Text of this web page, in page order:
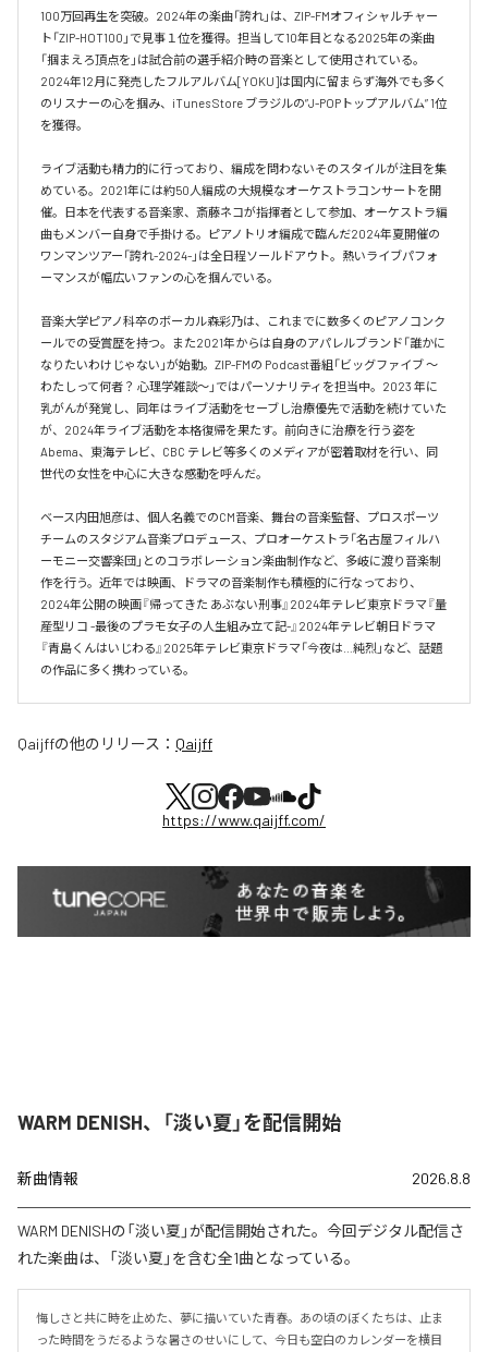
100万回再生を突破。2024年の楽曲「誇れ」は、ZIP-FMオフィシャルチャー
ト「ZIP-HOT100」で見事１位を獲得。担当して10年目となる2025年の楽曲
「掴まえろ頂点を」は試合前の選手紹介時の音楽として使用されている。
2024年12月に発売したフルアルバム[YOKU]は国内に留まらず海外でも多く
のリスナーの心を掴み、iTunes Store ブラジルの”J-POPトップアルバム” 1位
を獲得。
ライブ活動も精力的に行っており、編成を問わないそのスタイルが注目を集
めている。2021年には約50人編成の大規模なオーケストラコンサートを開
催。日本を代表する音楽家、斎藤ネコが指揮者として参加、オーケストラ編
曲もメンバー自身で手掛ける。ピアノトリオ編成で臨んだ2024年夏開催の
ワンマンツアー「誇れ-2024-」は全日程ソールドアウト。熱いライブパフォ
ーマンスが幅広いファンの心を掴んでいる。
音楽大学ピアノ科卒のボーカル森彩乃は、これまでに数多くのピアノコンク
ールでの受賞歴を持つ。また2021年からは自身のアパレルブランド「誰かに
なりたいわけじゃない」が始動。ZIP-FMの Podcast番組「ビッグファイブ 〜
わたしって何者？ 心理学雑談〜」ではパーソナリティを担当中。2023 年に
乳がんが発覚し、同年はライブ活動をセーブし治療優先で活動を続けていた
が、2024年ライブ活動を本格復帰を果たす。前向きに治療を行う姿を
Abema、東海テレビ、CBC テレビ等多くのメディアが密着取材を行い、同
世代の女性を中心に大きな感動を呼んだ。
ベース内田旭彦は、個人名義でのCM音楽、舞台の音楽監督、プロスポーツ
チームのスタジアム音楽プロデュース、プロオーケストラ「名古屋フィルハ
ーモニー交響楽団」とのコラボレーション楽曲制作など、多岐に渡り音楽制
作を行う。近年では映画、ドラマの音楽制作も積極的に行なっており、
2024年公開の映画『帰ってきた あぶない刑事』2024年テレビ東京ドラマ『量
産型リコ -最後のプラモ女子の人生組み立て記-』2024年テレビ朝日ドラマ
『青島くんはいじわる』2025年テレビ東京ドラマ「今夜は…純烈」など、話題
の作品に多く携わっている。
Qaijffの他のリリース： Qaijff
https://www.qaijff.com/
WARM DENISH、「淡い夏」を配信開始
新曲情報 2026.8.8
WARM DENISHの「淡い夏」が配信開始された。今回デジタル配信さ
れた楽曲は、「淡い夏」を含む全1曲となっている。
悔しさと共に時を止めた、夢に描いていた青春。あの頃のぼくたちは、止ま
った時間をうだるような暑さのせいにして、今日も空白のカレンダーを横目